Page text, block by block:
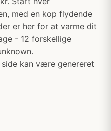
med en kop flydende
er her for at varme dit
- 12 forskellige
kan være genereret